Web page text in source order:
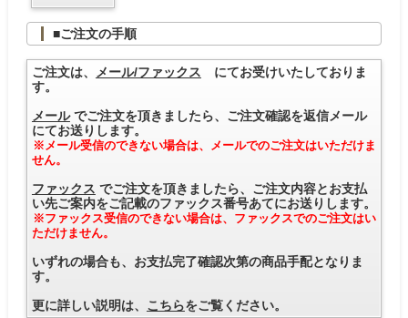
■ご注文の手順
ご注文は、 メール/ファックス にてお受けいたしておりま
す。
メールでご注文を頂きましたら、ご注文確認を返信メール
にてお送りします。
※メール受信のできない場合は、メールでのご注文はいただけま
せん。
ファックス でご注文を頂きましたら、ご注文内容とお支払
い先ご案内をご記載のファックス番号あてにお送りします。
※ファックス受信のできない場合は、ファックスでのご注文はい
ただけません。
いずれの場合も、お支払完了確認次第の商品手配となりま
す。
更に詳しい説明は、 こちらをご覧ください。